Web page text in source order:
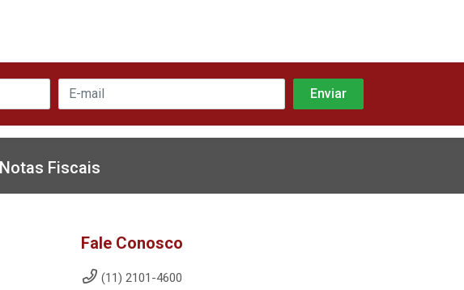
Notas Fiscais
Fale Conosco
(11) 2101-4600